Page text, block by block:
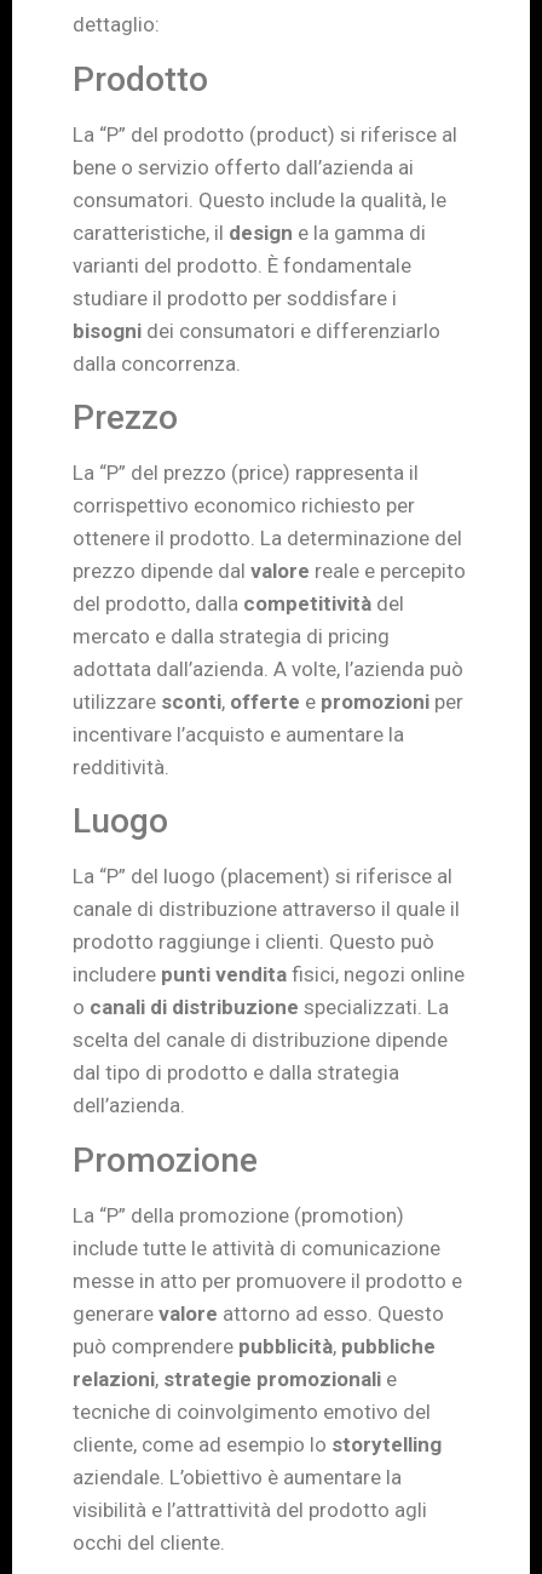
dettaglio:
Prodotto
La “P” del prodotto (product) si riferisce al
bene o servizio offerto dall’azienda ai
consumatori. Questo include la qualità, le
caratteristiche, il design e la gamma di
varianti del prodotto. È fondamentale
studiare il prodotto per soddisfare i
bisogni dei consumatori e differenziarlo
dalla concorrenza.
Prezzo
La “P” del prezzo (price) rappresenta il
corrispettivo economico richiesto per
ottenere il prodotto. La determinazione del
prezzo dipende dal valore reale e percepito
del prodotto, dalla competitività del
mercato e dalla strategia di pricing
adottata dall’azienda. A volte, l’azienda può
utilizzare sconti, offerte e promozioni per
incentivare l’acquisto e aumentare la
redditività.
Luogo
La “P” del luogo (placement) si riferisce al
canale di distribuzione attraverso il quale il
prodotto raggiunge i clienti. Questo può
includere punti vendita fisici, negozi online
o canali di distribuzione specializzati. La
scelta del canale di distribuzione dipende
dal tipo di prodotto e dalla strategia
dell’azienda.
Promozione
La “P” della promozione (promotion)
include tutte le attività di comunicazione
messe in atto per promuovere il prodotto e
generare valore attorno ad esso. Questo
può comprendere pubblicità, pubbliche
relazioni, strategie promozionali e
tecniche di coinvolgimento emotivo del
cliente, come ad esempio lo storytelling
aziendale. L’obiettivo è aumentare la
visibilità e l’attrattività del prodotto agli
occhi del cliente.